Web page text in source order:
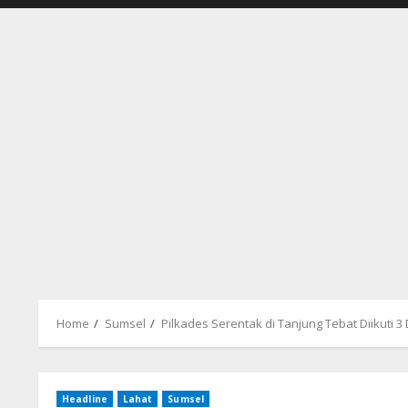
Home Sumsel Pilkades Serentak di Tanjung Tebat Diikuti 3
Headline Lahat Sumsel